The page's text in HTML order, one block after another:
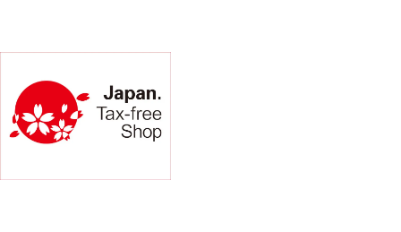
予めご了承ください。